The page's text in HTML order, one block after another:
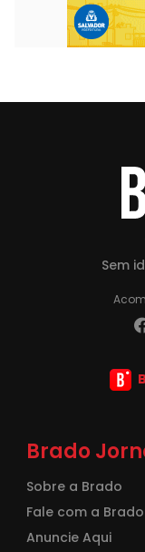
Sem
Brado
Sobre a Brado
Fale com a Brado
Anuncie Aqui